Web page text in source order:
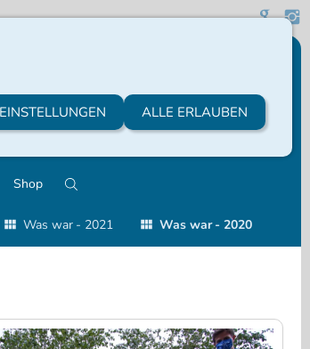
Shop
Was war - 2021 Was war - 2020
EINSTELLUNGEN ALLE ERLAUBEN